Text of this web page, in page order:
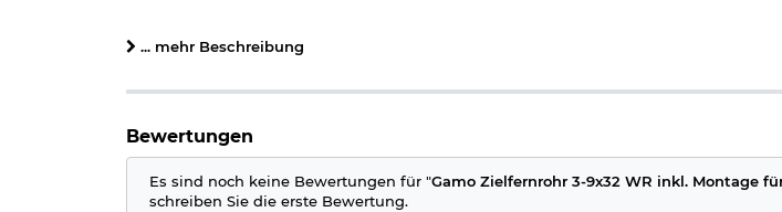
Beschreibung
Vergrößerung: 3-9-fach
Absehen: Kreuz
höhen- und seitenverstellbar in 1/4" Klicks
Objektivdurchmesser: 32 mm
... mehr Beschreibung
Bewertungen
Es sind noch keine Bewertungen für "Gamo Zielfernrohr 3-9x32 WR inkl. Montage
schreiben Sie die erste Bewertung.